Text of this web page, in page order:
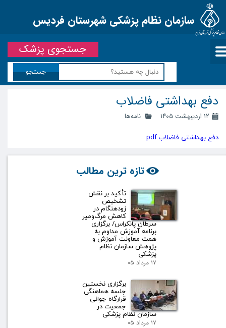
سازمان نظام پزشکی شهرستان فردیس
جستجو
جستجوی پزشک
دفع بهداشتی فاضلاب
۱۲ اردیبهشت ۱۴۰۵ نامه‌ها
دفع بهداشتی فاضلاب.pdf
تازه ترین مطالب
تأکید بر نقش
تشخیص
زودهنگام در
کاهش مرگ‌ومیر
سرطان پانکراس/ برگزاری
برنامه آموزش مداوم به
همت معاونت آموزش و
پژوهش سازمان نظام
پزشکی
۱۷ مرداد ۰۵
برگزاری نخستین
جلسه هماهنگی
قرارگاه جوانی
جمعیت در
سازمان نظام پزشکی
۱۷ مرداد ۰۵